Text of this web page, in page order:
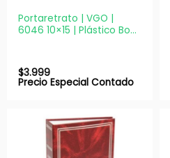
Portaretrato | VGO |
6046 10×15 | Plástico Box
$3.999
Precio Especial Contado